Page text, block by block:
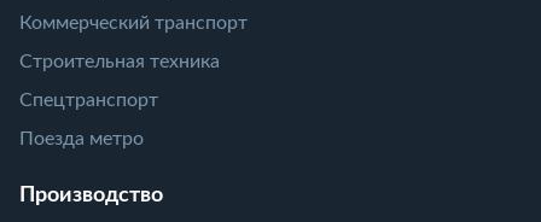
Коммерческий транспорт
Строительная техника
Спецтранспорт
Поезда метро
Производство